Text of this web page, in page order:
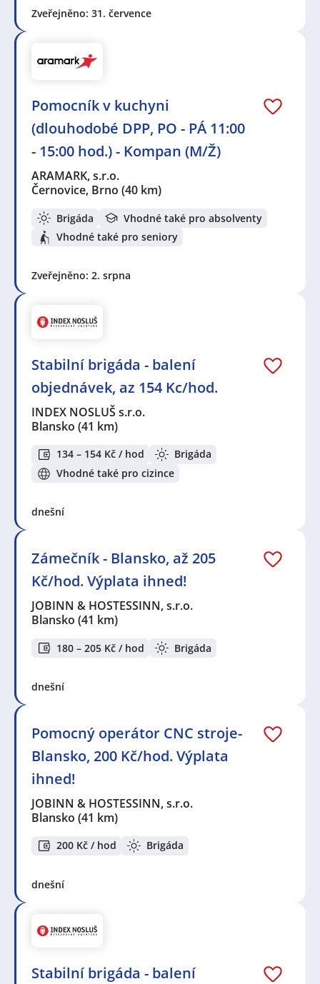
Zveřejněno: 31. července
Pomocník v kuchyni
(dlouhodobé DPP, PO - PÁ 11:00
- 15:00 hod.) - Kompan (M/Ž)
ARAMARK, s.r.o.
Černovice, Brno (40 km)
Brigáda
Vhodné také pro absolventy
Vhodné také pro seniory
Zveřejněno: 2. srpna
Stabilní brigáda - balení
objednávek, az 154 Kc/hod.
INDEX NOSLUŠ s.r.o.
Blansko (41 km)
134 – 154 Kč / hod
Brigáda
Vhodné také pro cizince
dnešní
Zámečník - Blansko, až 205
Kč/hod. Výplata ihned!
JOBINN & HOSTESSINN, s.r.o.
Blansko (41 km)
180 – 205 Kč / hod Brigáda
dnešní
Pomocný operátor CNC stroje-
Blansko, 200 Kč/hod. Výplata
ihned!
JOBINN & HOSTESSINN, s.r.o.
Blansko (41 km)
200 Kč / hod Brigáda
dnešní
Stabilní brigáda - balení